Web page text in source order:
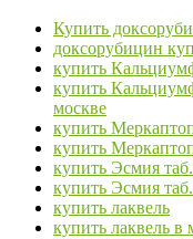
Купить
доксорубицин
купить
купить
москве
купить
купить
купить Эсмия
купить Эсмия
купить лаквель
купить лаквель в